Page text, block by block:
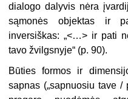
dialogo dalyvis nėra
sąmonės objektas ir
inversiškas: „<…> ir pati
tavo žvilgsnyje“ (p. 90).
Būties formos ir
sapnas („sapnuosiu tave